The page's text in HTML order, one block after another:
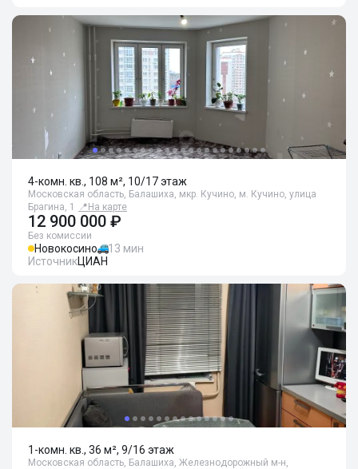
4-комн. кв., 108 м², 10/17 этаж
Московская область, Балашиха, мкр. Кучино, м. Кучино, улица
Брагина, 1
📍 На карте
12 900 000 ₽
Без комиссии
Новокосино
13 мин
ИсточникЦИАН
1-комн. кв., 36 м², 9/16 этаж
Московская область, Балашиха, Железнодорожный м-н,